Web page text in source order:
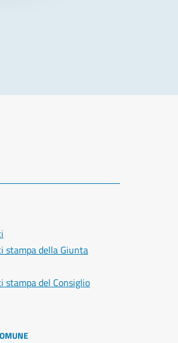
stampa della Giunta
stampa del Consiglio